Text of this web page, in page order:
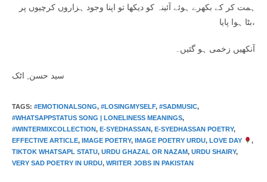
ہمت کر کے بکھرے ہوئے آئینہ کو دیکھا تو اپنا وجود ہزاروں کرچیوں پر
بٹا ہوا پایا،
آنکھیں زخمی ہو گئیں۔
سید حسن, اٹک
TAGS: #EMOTIONALSONG, #LOSINGMYSELF, #SADMUSIC,
#WHATSAPPSTATUS SONG | LONELINESS MEANINGS,
#WINTERMIXCOLLECTION, E-SYEDHASSAN, E-SYEDHASSAN POETRY,
EFFECTIVE ARTICLE, IMAGE POETRY, IMAGE POETRY URDU, LOVE DAY
,
TIKTOK WHATSAPL STATU, URDU GHAZAL OR NAZAM, URDU SHAIRY,
VERY SAD POETRY IN URDU, WRITER JOBS IN PAKISTAN